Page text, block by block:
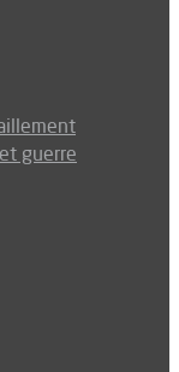
guerre